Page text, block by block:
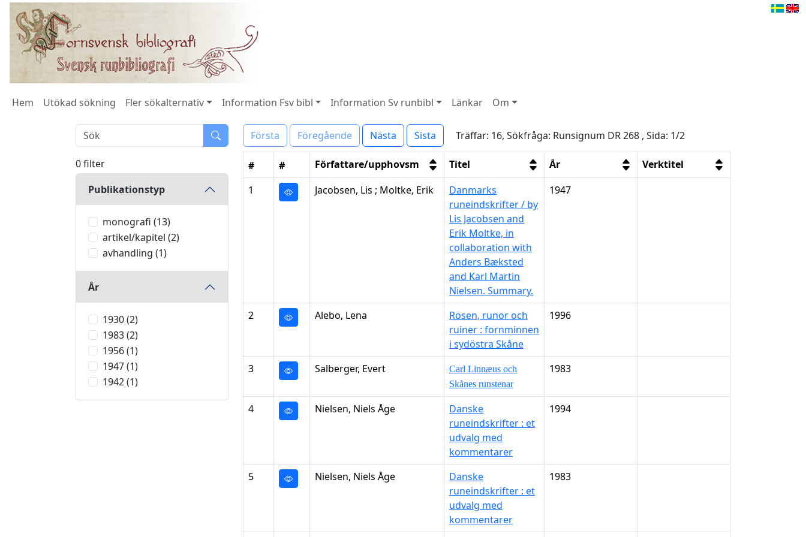
Hem Utökad sökning Fler sökalternativ Information Fsv bibl Information Sv runbibl Länkar Om
0 filter
Publikationstyp
monografi (13)
artikel/kapitel (2)
avhandling (1)
År
1930 (2)
1983 (2)
1956 (1)
1947 (1)
1942 (1)
Första Föregående Nästa Sista Träffar: 16, Sökfråga: Runsignum DR 268 , Sida: 1/2
# # Författare/upphovsm Titel År
Verktitel
1
Jacobsen, Lis ; Moltke, Erik
Danmarks
runeindskrifter / by
Lis Jacobsen and
Erik Moltke, in
collaboration with
Anders Bæksted
and Karl Martin
Nielsen. Summary.
1947
2 Alebo, Lena
Rösen, runor och
ruiner : fornminnen
i sydöstra Skåne
1996
3 Salberger, Evert
Carl Linnæus och
Skånes runstenar
1983
4 Nielsen, Niels Åge
Danske
runeindskrifter : et
udvalg med
kommentarer
1994
5 Nielsen, Niels Åge
Danske
runeindskrifter : et
udvalg med
kommentarer
1983